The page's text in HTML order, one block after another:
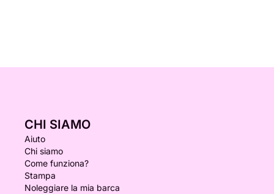
CHI SIAMO
Aiuto
Chi siamo
Come funziona?
Stampa
Noleggiare la mia barca